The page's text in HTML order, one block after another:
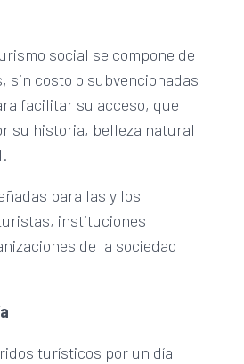
social se compone de
sin costo o subvencionadas
facilitar su acceso, que
su historia, belleza natural
para las y los
instituciones
de la sociedad
turísticos por un día